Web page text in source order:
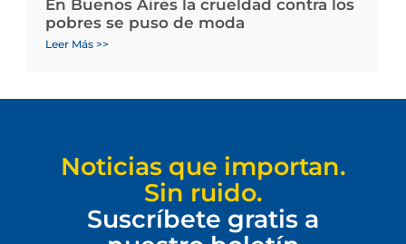
En Buenos Aires la crueldad contra los
pobres se puso de moda
Leer Más >>
Noticias que importan.
Sin ruido.
Suscríbete gratis a